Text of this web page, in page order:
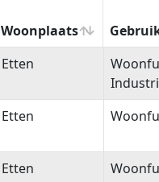
Woonplaats
Woonplaats
Etten
Etten
Etten